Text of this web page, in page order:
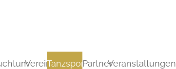
VereinTanzsportPartnerVeranstaltungen